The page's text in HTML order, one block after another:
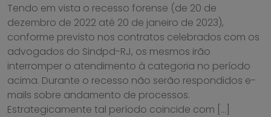
Tendo em vista o recesso forense (de 20 de
dezembro de 2022 até 20 de janeiro de 2023),
conforme previsto nos contratos celebrados com os
advogados do Sindpd-RJ, os mesmos irão
interromper o atendimento à categoria no período
acima. Durante o recesso não serão respondidos e-
mails sobre andamento de processos.
Estrategicamente tal período coincide com […]